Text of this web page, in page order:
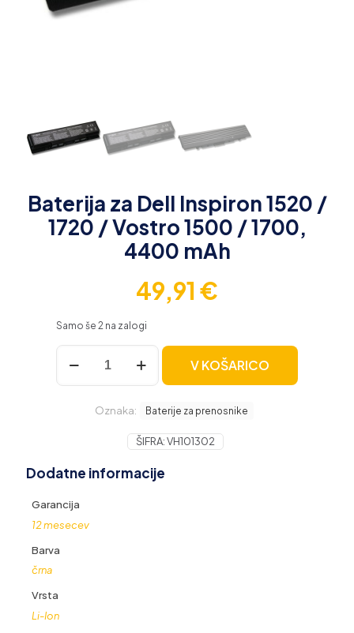
Baterija za Dell Inspiron 1520 /
1720 / Vostro 1500 / 1700,
4400 mAh
49,91 €
Samo še 2 na zalogi
Baterija
Dell
Vostro
/
4400
mAh
V KOŠARICO
Oznaka: Baterije za prenosnike
ŠIFRA:VH101302
Dodatne informacije
Garancija
12 mesecev
Barva
črna
Vrsta
Li-Ion